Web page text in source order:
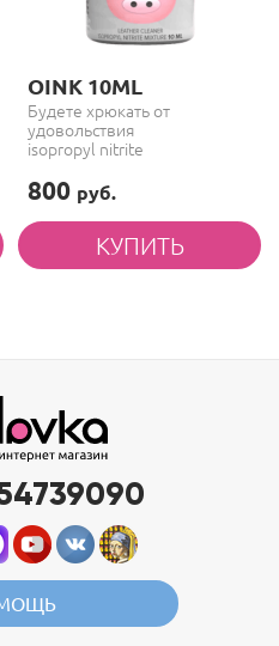
OINK 10ML
Будете хрюкать от
удовольствия
isopropyl nitrite
800 руб.